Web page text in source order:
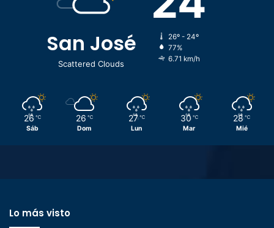
San José
Scattered Clouds
26º - 24º
77%
6.71 km/h
26 ℃
Sáb
26 ℃
Dom
27 ℃
Lun
30 ℃
Mar
28 ℃
Mié
Lo más visto